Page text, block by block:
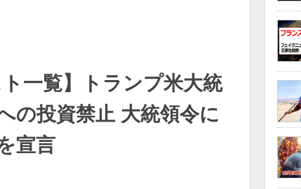
一覧】トランプ米大統
の投資禁止 大統領令に
宣言